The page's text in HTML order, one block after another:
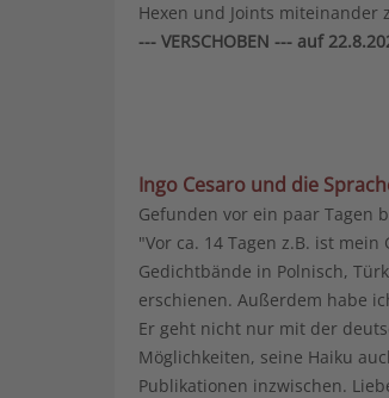
Hexen und Joints
--- VERSCHOBEN --- auf
Ingo Cesaro und die
Gefunden vor ein paar Tagen
"Vor ca. 14 Tagen z.B. ist mein
Gedichtbände in Polnisch,
erschienen. Außerdem habe
Er geht nicht nur mit der
Möglichkeiten, seine Haiku
Publikationen inzwischen.